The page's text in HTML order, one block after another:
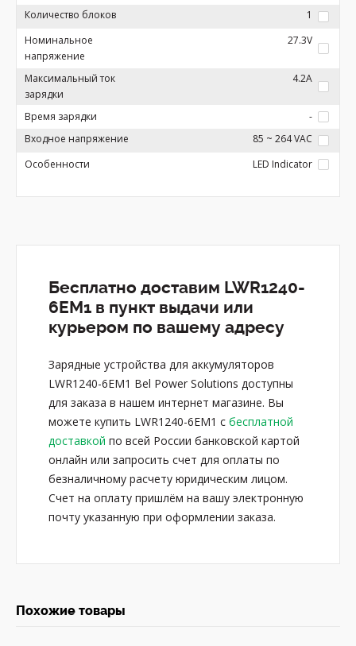
Количество блоков
1
Номинальное
напряжение
27.3V
Максимальный ток
зарядки
4.2A
Время зарядки
-
Входное напряжение
85 ~ 264 VAC
Особенности
LED Indicator
Бесплатно доставим LWR1240-
6EM1 в пункт выдачи или
курьером по вашему адресу
Зарядные устройства для аккумуляторов
LWR1240-6EM1 Bel Power Solutions доступны
для заказа в нашем интернет магазине. Вы
можете купить LWR1240-6EM1 с бесплатной
доставкой по всей России банковской картой
онлайн или запросить счет для оплаты по
безналичному расчету юридическим лицом.
Счет на оплату пришлём на вашу электронную
почту указанную при оформлении заказа.
Похожие товары